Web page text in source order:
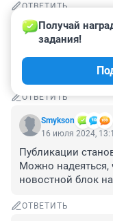
ОТВЕТИТЬ
Гость
16 июля 2024,
Почему это
рекламировать
ОТВЕТИТЬ
Smykson
Получай
задания!
16 июля 2024,
Публикации
Можно надеяться,
новостной блок
ОТВЕТИТЬ